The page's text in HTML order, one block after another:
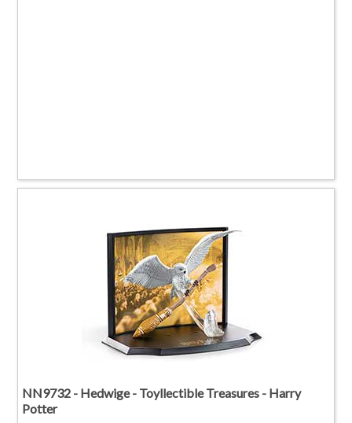
NN9732 - Hedwige - Toyllectible Treasures - Harry
Potter